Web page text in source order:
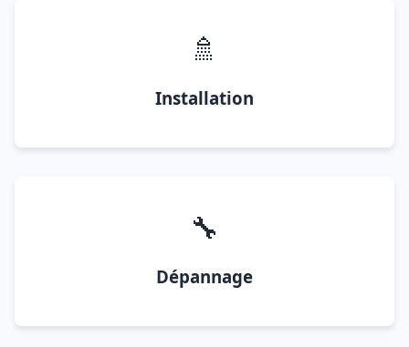
🚿
Installation
🔧
Dépannage